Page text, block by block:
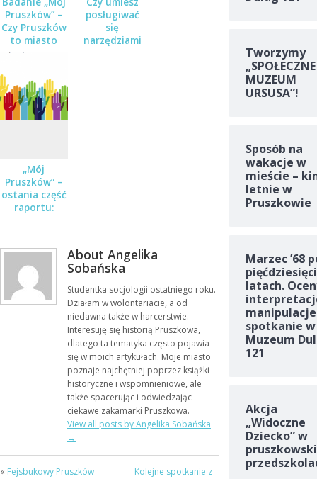
Pruszków” –
Czy Pruszków
to miasto
rozrywki i
posługiwać
się
narzędziami
„Mój
Pruszków” –
ostania część
raportu:
About Angelika
Sobańska
Studentka socjologii ostatniego roku.
Działam w wolontariacie, a od
niedawna także w harcerstwie.
Interesuję się historią Pruszkowa,
dlatego ta tematyka często pojawia
się w moich artykułach. Moje miasto
poznaje najchętniej poprzez książki
historyczne i wspomnieniowe, ale
także spacerując i odwiedzając
ciekawe zakamarki Pruszkowa.
View all posts by Angelika Sobańska
→
« Fejsbukowy Pruszków
Kolejne spotkanie z
Tworzymy
„SPOŁECZNE
MUZEUM
URSUSA”!
Sposób na
wakacje w
mieście –
letnie w
Pruszkowie
Marzec ’68
latach.
spotkanie w
Muzeum
121
Akcja
„Widoczne
Dziecko” w